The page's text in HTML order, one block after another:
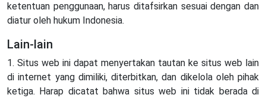
ketentuan penggunaan, harus ditafsirkan sesuai dengan dan
diatur oleh hukum Indonesia.
Lain-lain
1. Situs web ini dapat menyertakan tautan ke situs web lain
di internet yang dimiliki, diterbitkan, dan dikelola oleh pihak
ketiga. Harap dicatat bahwa situs web ini tidak berada di